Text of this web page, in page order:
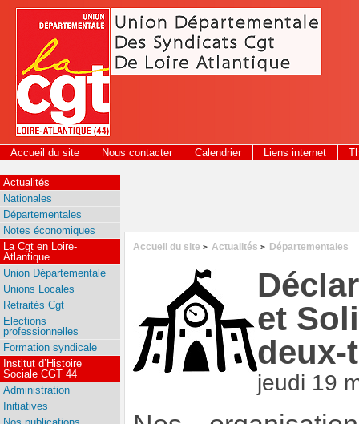
Panneau de gestion des cookies
Accueil du site Nous contacter Calendrier Liens internet
2026
Accueil du site > Actualités > Départementales
et
deux-
jeudi 19
Actualités
Nationales
Départementales
Notes économiques
La Cgt en Loire-
Atlantique
Union Départementale
Unions Locales
Retraités Cgt
Elections
professionnelles
Formation syndicale
Institut d’Histoire
Sociale CGT 44
Administration
Initiatives